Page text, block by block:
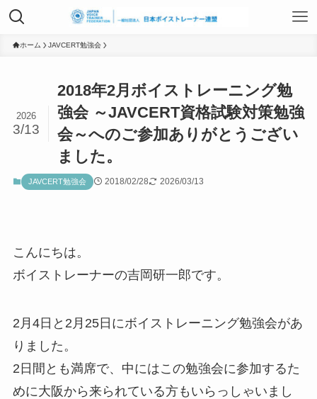
日本ボイストレーナー連盟資格認定につ
いて
ボイストレーニングサービス
組織概要
年間事業計画
よくあるご質問
ホーム JAVCERT勉強会
2018年2月ボイストレーニング勉
強会 ～JAVCERT資格試験対策勉強
会～へのご参加ありがとうござい
ました。
2026
3/13
JAVCERT勉強会 2018/02/28 2026/03/13
こんにちは。
ボイストレーナーの吉岡研一郎です。
2月4日と2月25日にボイストレーニング勉強会があ
りました。
2日間とも満席で、中にはこの勉強会に参加するた
めに大阪から来られている方もいらっしゃいまし